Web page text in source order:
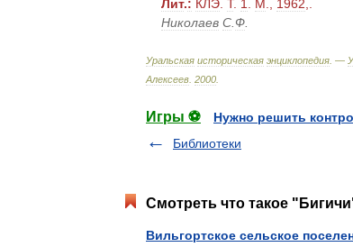
Лит.: КЛЭ Т. 1 М 1962
Николаев С Ф
Уральская историческая энциклопедия . —
Алексеев 2000
Игры ⚽
Нужно решить
Библиотеки
Смотреть что такое
Вильгортское сельское